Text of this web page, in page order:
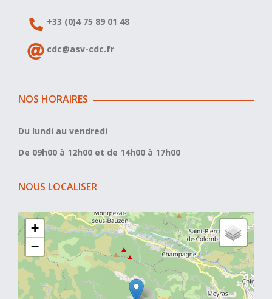
+33 (0)4 75 89 01 48
cdc@asv-cdc.fr
NOS HORAIRES
Du lundi au vendredi
De 09h00 à 12h00 et de 14h00 à 17h00
NOUS LOCALISER
+
−